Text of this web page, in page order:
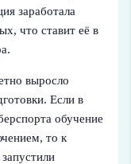
заработала
что ставит её в
выросло
Если в
обучение
то к